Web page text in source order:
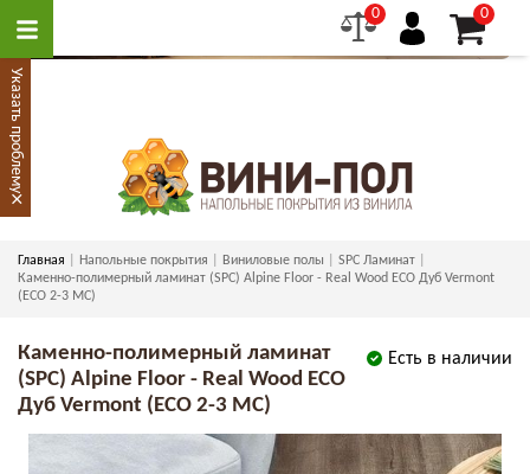
0 0
Главная Напольные покрытия Виниловые полы
SPC Ламинат
Каменно-полимерный ламинат (SPC) Alpine Floor - Real Wood ECO Дуб Vermont
(ECO 2-3 MC)
Есть в наличии
Каменно-полимерный ламинат
(SPC) Alpine Floor - Real Wood ECO
Дуб Vermont (ECO 2-3 MC)
Указать проблему
×